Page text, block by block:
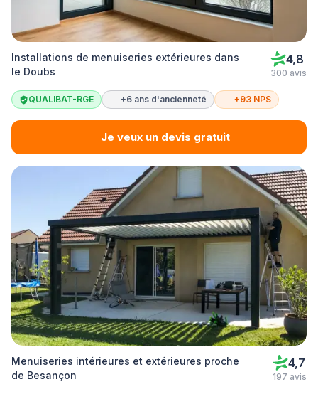
Installations de menuiseries extérieures dans
le Doubs
4,8
300 avis
QUALIBAT-RGE +6 ans d'ancienneté +93 NPS
Je veux un devis gratuit
Menuiseries intérieures et extérieures proche
de Besançon
4,7
197 avis